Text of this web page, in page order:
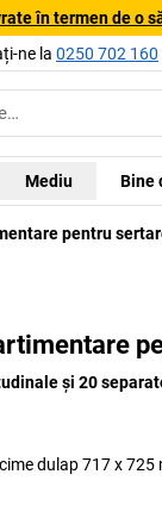
în termen de o
ne la 0250 702 160
Mediu Bine
pentru
și 20
dulap 717 x 725